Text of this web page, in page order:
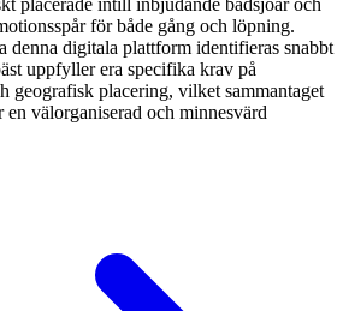
placerade intill inbjudande badsjöar och
för både gång och löpning.
denna digitala plattform identifieras snabbt
uppfyller era specifika krav på
geografisk placering, vilket sammantaget
välorganiserad och minnesvärd